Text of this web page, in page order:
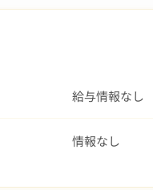
給与情報なし
情報なし